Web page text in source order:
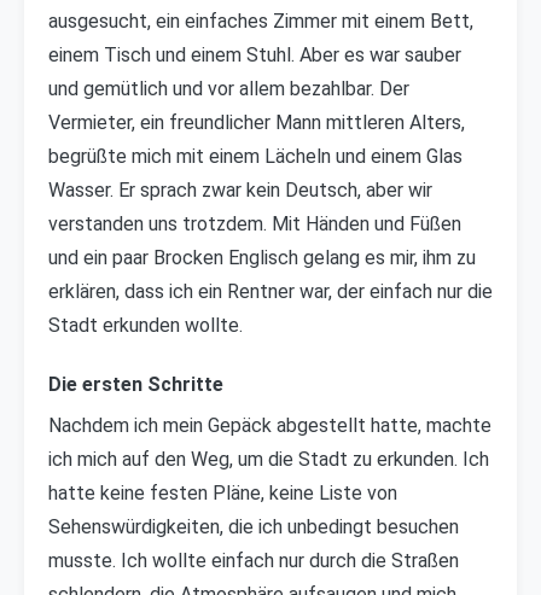
ausgesucht, ein einfaches Zimmer mit einem Bett,
einem Tisch und einem Stuhl. Aber es war sauber
und gemütlich und vor allem bezahlbar. Der
Vermieter, ein freundlicher Mann mittleren Alters,
begrüßte mich mit einem Lächeln und einem Glas
Wasser. Er sprach zwar kein Deutsch, aber wir
verstanden uns trotzdem. Mit Händen und Füßen
und ein paar Brocken Englisch gelang es mir, ihm zu
erklären, dass ich ein Rentner war, der einfach nur die
Stadt erkunden wollte.
Die ersten Schritte
Nachdem ich mein Gepäck abgestellt hatte, machte
ich mich auf den Weg, um die Stadt zu erkunden. Ich
hatte keine festen Pläne, keine Liste von
Sehenswürdigkeiten, die ich unbedingt besuchen
musste. Ich wollte einfach nur durch die Straßen